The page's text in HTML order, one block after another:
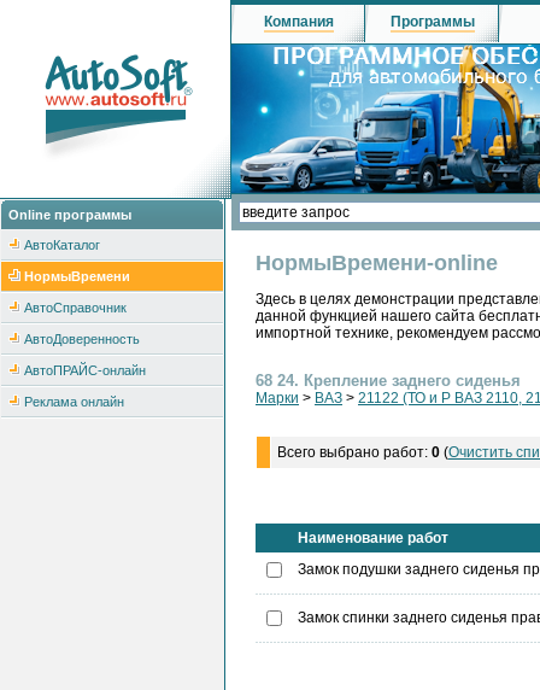
Online программы
АвтоКаталог
НормыВремени
АвтоСправочник
АвтоДоверенность
АвтоПРАЙС-онлайн
Реклама онлайн
Компания Программы
НормыВремени-online
Здесь в целях демонстрации
данной функцией нашего сайта
импортной технике, рекомендуем
68 24. Крепление заднего сиденья
Марки > ВАЗ > 21122 (ТО и Р ВАЗ 2110,
Всего выбрано работ: 0 (Очистить
Наименование работ
Замок подушки заднего сиденья
Замок спинки заднего сиденья